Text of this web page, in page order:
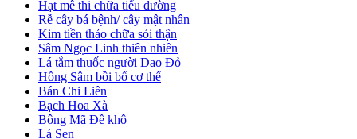
Hạt mê thi chữa tiểu đường
Rễ cây bá bệnh/ cây mật nhân
Kim tiền thảo chữa sỏi thận
Sâm Ngọc Linh thiên nhiên
Lá tắm thuốc người Dao Đỏ
Hồng Sâm bồi bổ cơ thể
Bán Chi Liên
Bạch Hoa Xà
Bông Mã Đề khô
Lá Sen